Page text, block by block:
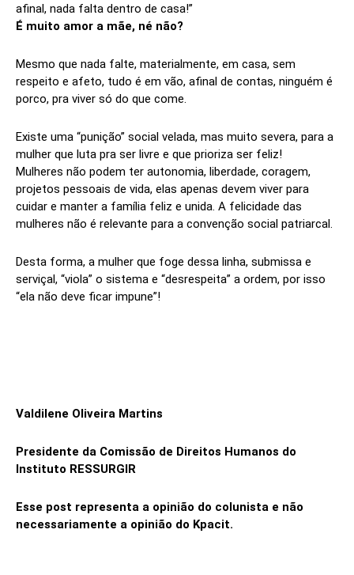
afinal, nada falta dentro de casa!”
É muito amor a mãe, né não?
Mesmo que nada falte, materialmente, em casa, sem
respeito e afeto, tudo é em vão, afinal de contas, ninguém é
porco, pra viver só do que come.
Existe uma “punição” social velada, mas muito severa, para a
mulher que luta pra ser livre e que prioriza ser feliz!
Mulheres não podem ter autonomia, liberdade, coragem,
projetos pessoais de vida, elas apenas devem viver para
cuidar e manter a família feliz e unida. A felicidade das
mulheres não é relevante para a convenção social patriarcal.
Desta forma, a mulher que foge dessa linha, submissa e
serviçal, “viola” o sistema e “desrespeita” a ordem, por isso
“ela não deve ficar impune”!
Valdilene Oliveira Martins
Presidente da Comissão de Direitos Humanos do
Instituto RESSURGIR
Esse post representa a opinião do colunista e não
necessariamente a opinião do Kpacit.